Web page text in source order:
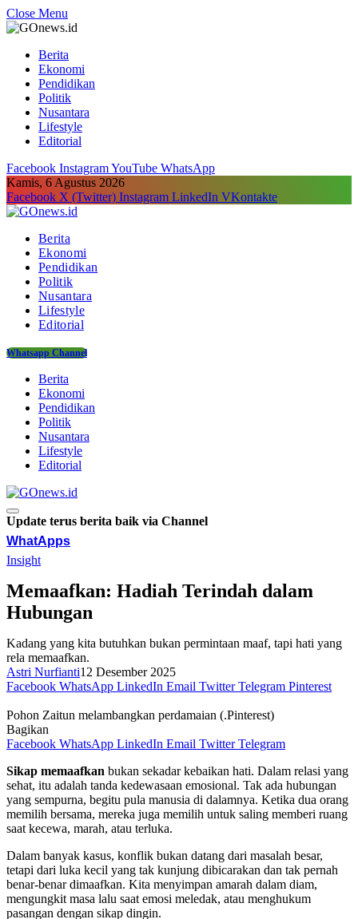
Close Menu
Berita
Ekonomi
Pendidikan
Politik
Nusantara
Lifestyle
Editorial
Facebook InstagramYouTube WhatsApp
Kamis, 6 Agustus 2026
Facebook X (Twitter) Instagram LinkedIn VKontakte
Berita
Ekonomi
Pendidikan
Politik
Nusantara
Lifestyle
Editorial
Whatsapp Channel
Berita
Ekonomi
Pendidikan
Politik
Nusantara
Lifestyle
Editorial
Update terus berita baik via Channel
WhatApps
Insight
Memaafkan: Hadiah Terindah dalam
Hubungan
Kadang yang kita butuhkan bukan permintaan maaf, tapi hati yang
rela memaafkan.
Astri Nurfianti12 Desember 2025
Facebook WhatsApp LinkedIn Email Twitter Telegram Pinterest
Pohon Zaitun melambangkan perdamaian (.Pinterest)
Bagikan
Facebook WhatsApp LinkedIn Email Twitter Telegram
Sikap memaafkan bukan sekadar kebaikan hati. Dalam relasi yang
sehat, itu adalah tanda kedewasaan emosional. Tak ada hubungan
yang sempurna, begitu pula manusia di dalamnya. Ketika dua orang
memilih bersama, mereka juga memilih untuk saling memberi ruang
saat kecewa, marah, atau terluka.
Dalam banyak kasus, konflik bukan datang dari masalah besar,
tetapi dari luka kecil yang tak kunjung dibicarakan dan tak pernah
benar-benar dimaafkan. Kita menyimpan amarah dalam diam,
mengungkit masa lalu saat emosi meledak, atau menghukum
pasangan dengan sikap dingin.